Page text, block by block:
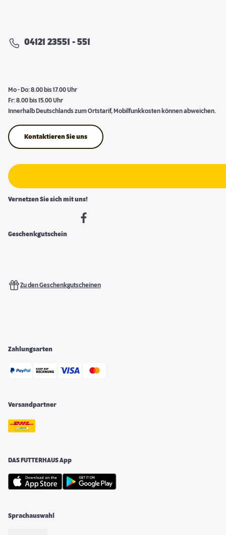
04121 23551 - 551
Mo - Do: 8.00 bis 17.00 Uhr
Fr: 8.00 bis 15.00 Uhr
Innerhalb Deutschlands zum Ortstarif, Mobilfunkkosten können abweichen.
Kontaktieren Sie uns
Vernetzen Sie sich mit uns!
Geschenkgutschein
Zu den Geschenkgutscheinen
Zahlungsarten
Versandpartner
DAS FUTTERHAUS App
Sprachauswahl